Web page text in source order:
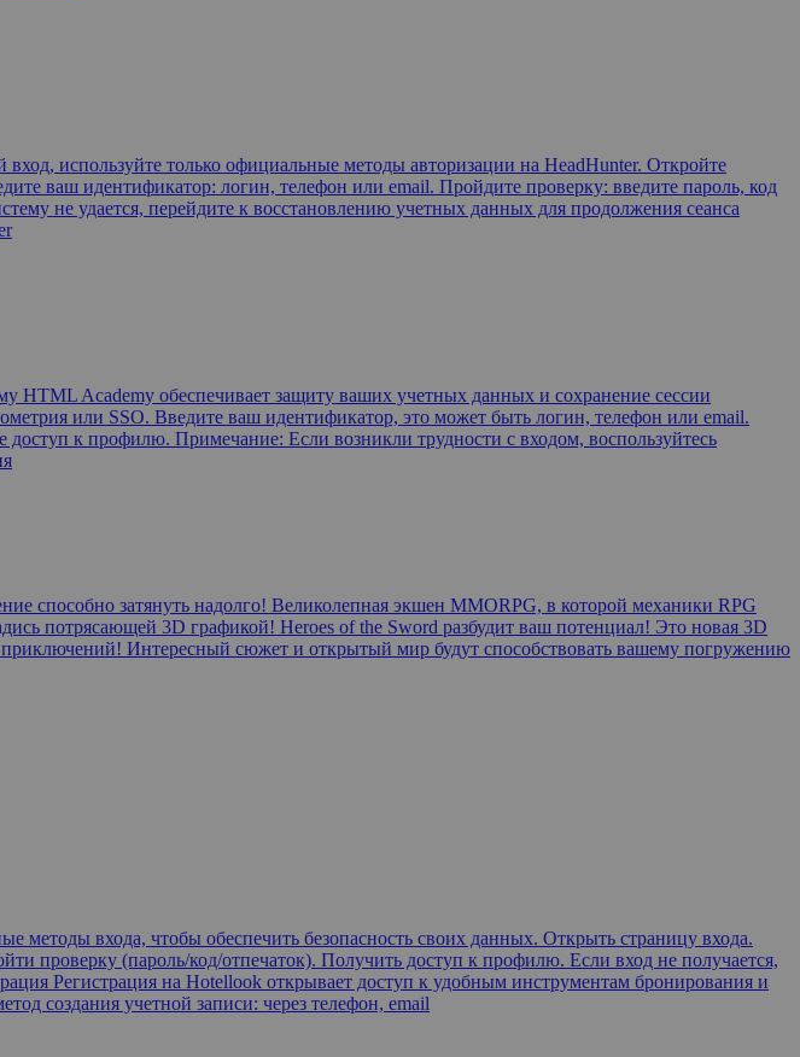
используйте только официальные методы авторизации на HeadHunter. Откройте
ваш идентификатор: логин, телефон или email. Пройдите проверку: введите пароль, код
не удается, перейдите к восстановлению учетных данных для продолжения сеанса
HTML Academy обеспечивает защиту ваших учетных данных и сохранение сессии
или SSO. Введите ваш идентификатор, это может быть логин, телефон или email.
к профилю. Примечание: Если возникли трудности с входом, воспользуйтесь
затянуть надолго! Великолепная экшен MMORPG, в которой механики RPG
потрясающей 3D графикой! Heroes of the Sword разбудит ваш потенциал! Это новая 3D
Интересный сюжет и открытый мир будут способствовать вашему погружению
входа, чтобы обеспечить безопасность своих данных. Открыть страницу входа.
проверку (пароль/код/отпечаток). Получить доступ к профилю. Если вход не получается,
Регистрация на Hotellook открывает доступ к удобным инструментам бронирования и
создания учетной записи: через телефон, email